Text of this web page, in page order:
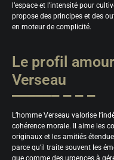
l’espace et l’intensité pour
propose des principes et des
en moteur de complicité.
Le profil
Verseau
L’homme Verseau valorise
cohérence morale. Il aime les
originaux et les amitiés
parce qu’il traite souvent les
que comme des urgences à